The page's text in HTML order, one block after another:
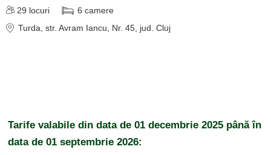
29 locuri 6 camere
Turda , str. Avram Iancu, Nr. 45 , jud. Cluj
Tarife valabile din data de 01 decembrie 2025 până în
data de 01 septembrie 2026: